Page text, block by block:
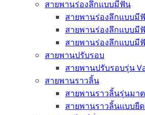
สายพานร่องลึกแบบมีฟัน
สายพานร่องลึกแบบมี
สายพานร่องลึกแบบมี
สายพานร่องลึกแบบมี
สายพานปรับรอบ
สายพานปรับรอบรุ่น
สายพานราวลิ้น
สายพานราวลิ้นรุ่นมา
สายพานราวลิ้นแบบยื